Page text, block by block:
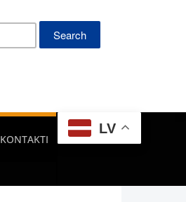
Search
KONTAKTI
LV